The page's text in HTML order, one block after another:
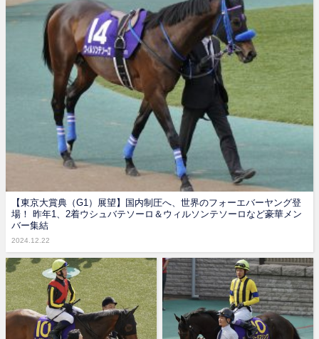
【東京大賞典（G1）展望】国内制圧へ、世界のフォーエバーヤング登
場！ 昨年1、2着ウシュバテソーロ＆ウィルソンテソーロなど豪華メン
バー集結
2024.12.22